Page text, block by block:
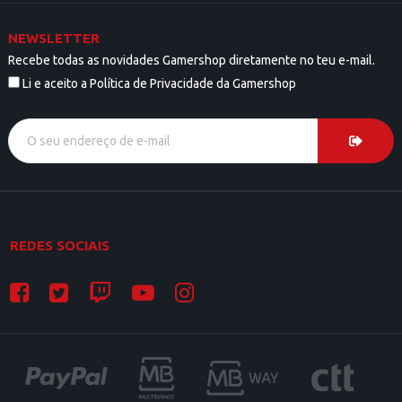
NEWSLETTER
Recebe todas as novidades Gamershop diretamente no teu e-mail.
Li e aceito a Política de Privacidade da Gamershop
REDES SOCIAIS